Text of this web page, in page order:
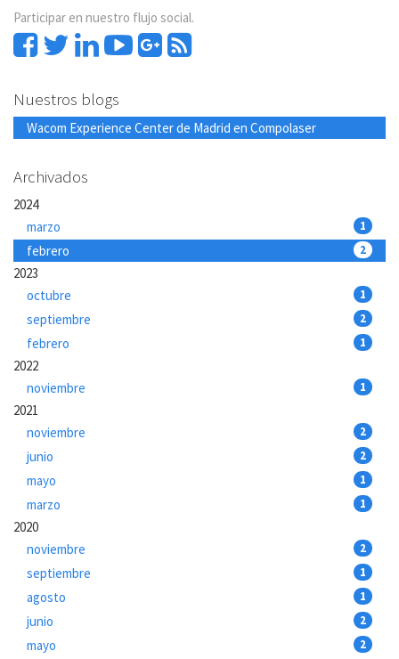
Participar en nuestro flujo social.
Nuestros blogs
Wacom Experience Center de Madrid en Compolaser
Archivados
2024
marzo
1
febrero 2
2023
octubre
1
septiembre 2
febrero 1
2022
noviembre
1
2021
noviembre
2
junio 2
mayo 1
marzo 1
2020
noviembre
2
septiembre 1
agosto 1
junio 2
mayo 2